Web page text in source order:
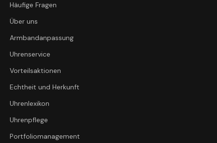
Häufige Fragen
Über uns
Armbandanpassung
Uhrenservice
Vorteilsaktionen
Echtheit und Herkunft
Uhrenlexikon
Uhrenpflege
Portfoliomanagement